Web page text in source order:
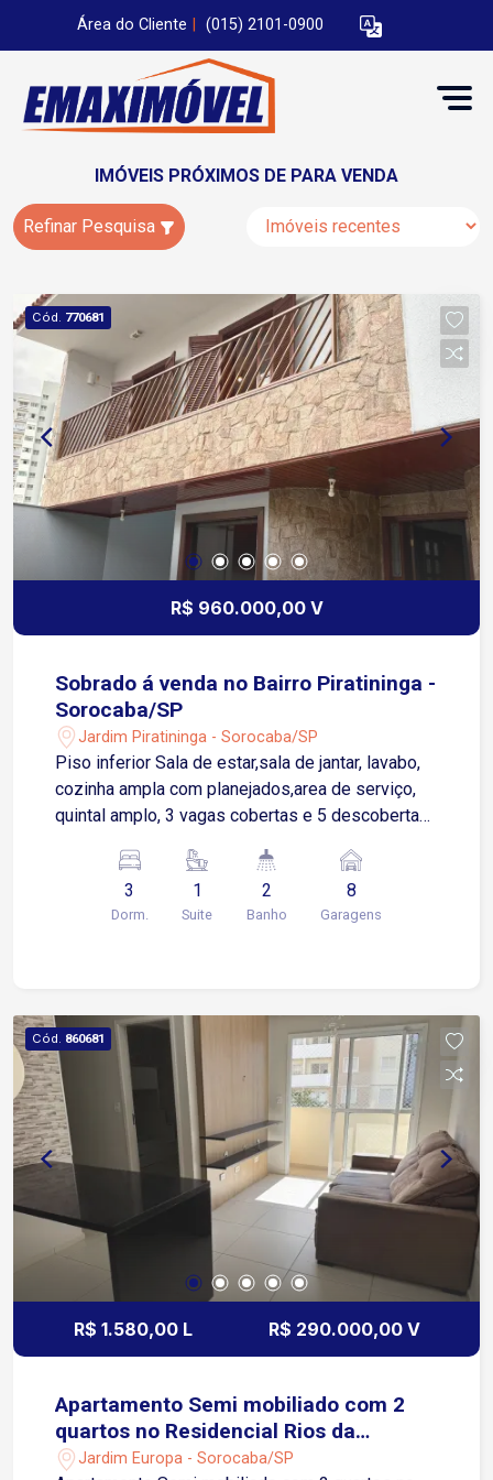
Área do Cliente (015) 2101-0900
IMÓVEIS PRÓXIMOS DE PARA VENDA
Refinar Pesquisa
Cód. 770681
R$ 960.000,00 V
Sobrado á venda no Bairro Piratininga -
Sorocaba/SP
Jardim Piratininga - Sorocaba/SP
Piso inferior Sala de estar,sala de jantar, lavabo,
cozinha ampla com planejados,area de serviço,
quintal amplo, 3 vagas cobertas e 5 descobertas
closet, varanda e hidro e wc social
3
Dorm.
1
Suite
2
Banho
8
Garagens
Cód. 860681
R$ 1.580,00 L R$ 290.000,00 V
Apartamento Semi mobiliado com 2
quartos no Residencial Rios da
Amazonia
Jardim Europa - Sorocaba/SP